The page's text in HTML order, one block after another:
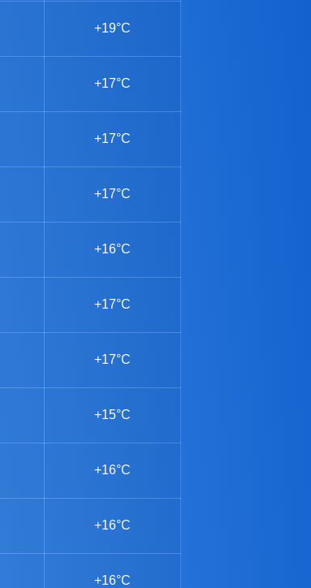
+19°C
+17°C
+17°C
+17°C
+16°C
+17°C
+17°C
+15°C
+16°C
+16°C
+16°C